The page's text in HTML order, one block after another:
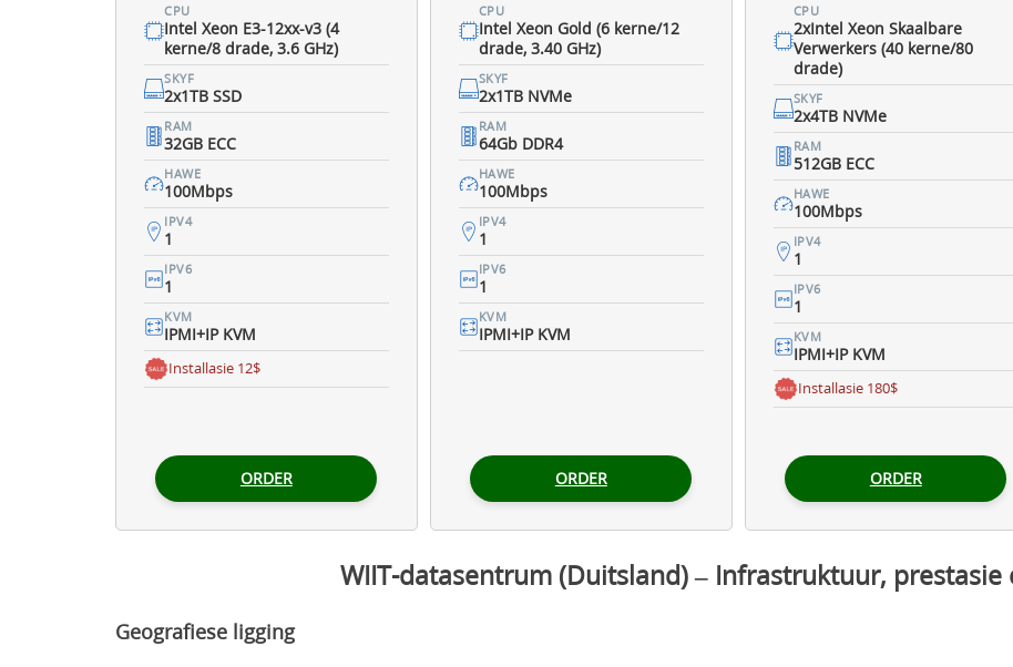
CPU
Intel Xeon E3-12xx-v3 (4
kerne/8 drade, 3.6 GHz)
SKYF
2x1TB SSD
RAM
32GB ECC
HAWE
100Mbps
IPV4
1
IPV6
1
KVM
IPMI+IP KVM
Installasie 12$
ORDER
CPU
Intel Xeon Gold (6 kerne/12
drade, 3.40 GHz)
SKYF
2x1TB NVMe
RAM
64Gb DDR4
HAWE
100Mbps
IPV4
1
IPV6
1
KVM
IPMI+IP KVM
ORDER
CPU
2xIntel Xeon Skaalbare
Verwerkers (40 kerne/80
drade)
SKYF
2x4TB NVMe
RAM
512GB ECC
HAWE
100Mbps
IPV4
1
IPV6
1
KVM
IPMI+IP KVM
Installasie 180$
ORDER
WIIT-datasentrum (Duitsland) – Infrastruktuur, prestasie
Geografiese ligging